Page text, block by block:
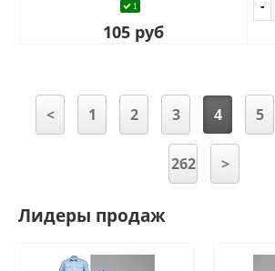
1
105 руб
< 1 2 3 4 5
262 >
Лидеры продаж